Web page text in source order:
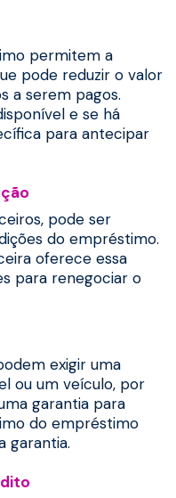
permitem a
pode reduzir o valor
a serem pagos.
e se há
para antecipar
pode ser
do empréstimo.
oferece essa
para renegociar o
exigir uma
ou um veículo, por
garantia para
do empréstimo
garantia.